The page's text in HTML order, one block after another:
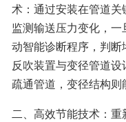
术：通过安装在管道
监测输送压力变化，
动智能诊断程序，判
反吹装置与变径管道
疏通管道，变径结构则
二、高效节能技术：重